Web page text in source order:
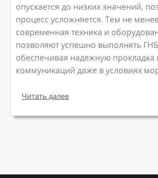
опускается до низких значений,
процесс усложняется. Тем не
современная техника и
позволяют успешно выполнять
обеспечивая надежную
коммуникаций даже в условиях
Читать далее